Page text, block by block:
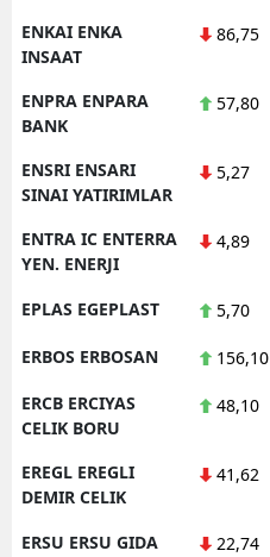
ENKAI ENKA
INSAAT
86,75
ENPRA ENPARA
BANK
57,80
ENSRI ENSARI
SINAI YATIRIMLAR
5,27
ENTRA IC ENTERRA
YEN. ENERJI
4,89
EPLAS EGEPLAST 5,70
ERBOS ERBOSAN 156,10
ERCB ERCIYAS
CELIK BORU
48,10
EREGL EREGLI
DEMIR CELIK
41,62
ERSU ERSU GIDA 22,74